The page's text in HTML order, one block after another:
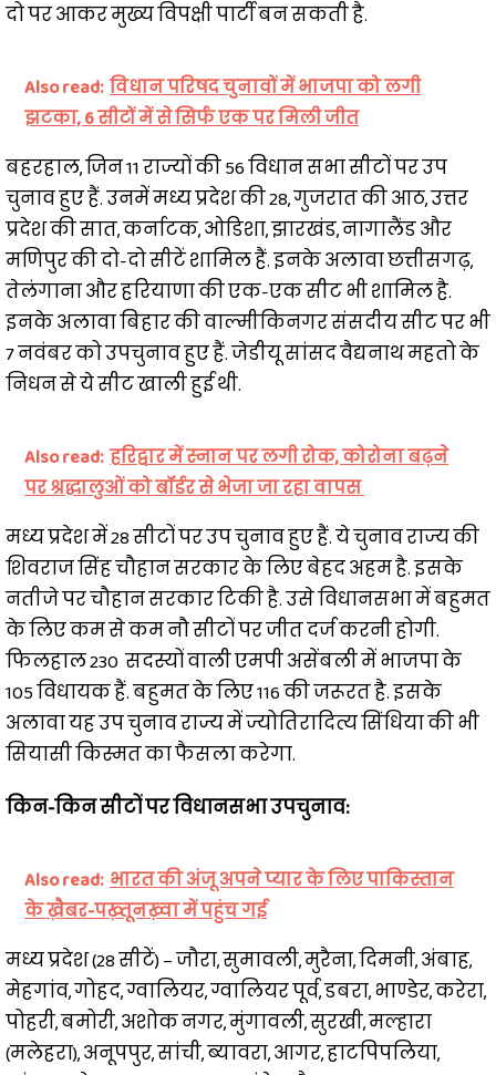
दो पर आकर मुख्य विपक्षी पार्टी बन सकती है.
Also read: विधान परिषद चुनावों में भाजपा को लगी
झटका, 6 सीटों में से सिर्फ एक पर मिली जीत
बहरहाल, जिन 11 राज्यों की 56 विधान सभा सीटों पर उप
चुनाव हुए हैं. उनमें मध्य प्रदेश की 28, गुजरात की आठ, उत्तर
प्रदेश की सात, कर्नाटक, ओडिशा, झारखंड, नागालैंड और
मणिपुर की दो-दो सीटें शामिल हैं. इनके अलावा छत्तीसगढ़,
तेलंगाना और हरियाणा की एक-एक सीट भी शामिल है.
इनके अलावा बिहार की वाल्मीकिनगर संसदीय सीट पर भी
7 नवंबर को उपचुनाव हुए हैं. जेडीयू सांसद वैद्यनाथ महतो के
निधन से ये सीट खाली हुई थी.
Also read: हरिद्वार में स्नान पर लगी रोक, कोरोना बढ़ने
पर श्रद्धालुओं को बॉर्डर से भेजा जा रहा वापस
मध्य प्रदेश में 28 सीटों पर उप चुनाव हुए हैं. ये चुनाव राज्य की
शिवराज सिंह चौहान सरकार के लिए बेहद अहम है. इसके
नतीजे पर चौहान सरकार टिकी है. उसे विधानसभा में बहुमत
के लिए कम से कम नौ सीटों पर जीत दर्ज करनी होगी.
फिलहाल 230 सदस्यों वाली एमपी असेंबली में भाजपा के
105 विधायक हैं. बहुमत के लिए 116 की जरूरत है. इसके
अलावा यह उप चुनाव राज्य में ज्योतिरादित्य सिंधिया की भी
सियासी किस्मत का फैसला करेगा.
किन-किन सीटों पर विधानसभा उपचुनाव:
Also read: भारत की अंजू अपने प्यार के लिए पाकिस्तान
के ख़ैबर-पख़्तूनख़्वा में पहुंच गई
मध्य प्रदेश (28 सीटें) – जौरा, सुमावली, मुरैना, दिमनी, अंबाह,
मेहगांव, गोहद, ग्वालियर, ग्वालियर पूर्व, डबरा, भाण्डेर, करेरा,
पोहरी, बमोरी, अशोक नगर, मुंगावली, सुरखी, मल्हारा
(मलेहरा), अनूपपुर, सांची, ब्यावरा, आगर, हाटपिपलिया,